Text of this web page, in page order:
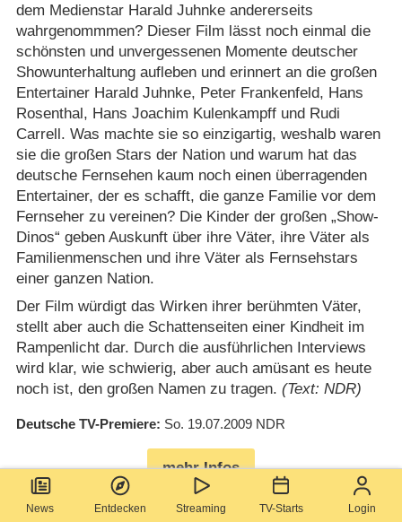
News Entdecken Streaming TV-Starts Login
dem Medienstar Harald Juhnke andererseits
wahrgenommmen? Dieser Film lässt noch einmal die
schönsten und unvergessenen Momente deutscher
Showunterhaltung aufleben und erinnert an die großen
Entertainer Harald Juhnke, Peter Frankenfeld, Hans
Rosenthal, Hans Joachim Kulenkampff und Rudi
Carrell. Was machte sie so einzigartig, weshalb waren
sie die großen Stars der Nation und warum hat das
deutsche Fernsehen kaum noch einen überragenden
Entertainer, der es schafft, die ganze Familie vor dem
Fernseher zu vereinen? Die Kinder der großen „Show-
Dinos“ geben Auskunft über ihre Väter, ihre Väter als
Familienmenschen und ihre Väter als Fernsehstars
einer ganzen Nation.
Der Film würdigt das Wirken ihrer berühmten Väter,
stellt aber auch die Schattenseiten einer Kindheit im
Rampenlicht dar. Durch die ausführlichen Interviews
wird klar, wie schwierig, aber auch amüsant es heute
noch ist, den großen Namen zu tragen. (Text: NDR)
Deutsche TV-Premiere So. 19.07.2009 NDR
mehr Infos
Ein Abend für die legendäre Heidi Kabel: